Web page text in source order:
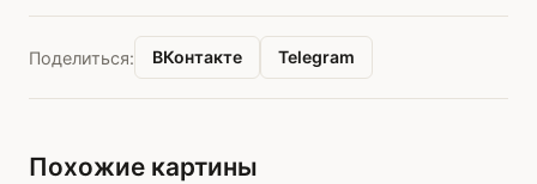
Поделиться: ВКонтакте Telegram
Похожие картины